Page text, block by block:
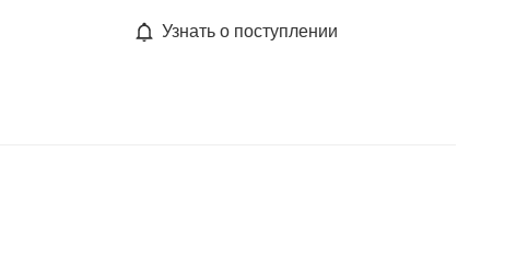
Узнать о поступлении